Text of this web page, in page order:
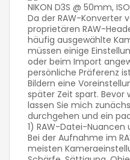
NIKON D3S @ 50mm,
Da der RAW-Konverter
proprietären RAW-
häufig ausgewählte
müssen einige
oder beim Import
persönliche Präferenz
Bildern eine
später Zeit spart. Bevor
lassen Sie mich
durchgehen und ein
1) RAW-Datei-
Bei der Aufnahme im
meisten